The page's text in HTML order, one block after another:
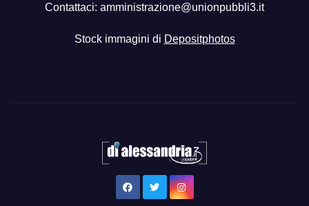
Contattaci: amministrazione@unionpubbli3.it
Stock immagini di Depositphotos